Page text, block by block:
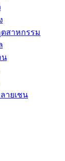
สาหกรรม
น
ายเชน